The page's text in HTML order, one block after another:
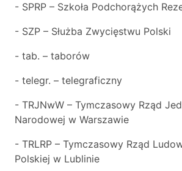
- SPRP – Szkoła Podchorążych
- SZP – Służba Zwycięstwu Polski
- tab. – taborów
- telegr. – telegraficzny
- TRJNwW – Tymczasowy Rząd
Narodowej w Warszawie
- TRLRP – Tymczasowy Rząd
Polskiej w Lublinie